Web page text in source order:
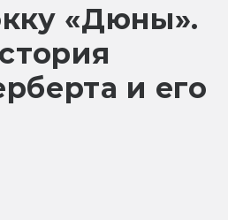
«Дюны».
и его